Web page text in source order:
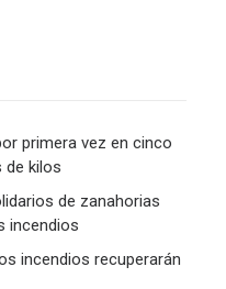
primera vez en cinco
de kilos
de zanahorias
incendios
incendios recuperarán